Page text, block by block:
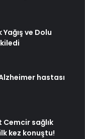
ve Dolu
hastası
Cemcir sağlık
kez konuştu!